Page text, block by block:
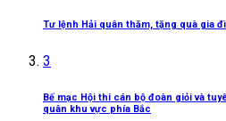
Tư lệnh Hải quân thăm, tặng quà gia
3
Bế mạc Hội thi cán bộ đoàn giỏi và
quân khu vực phía Bắc